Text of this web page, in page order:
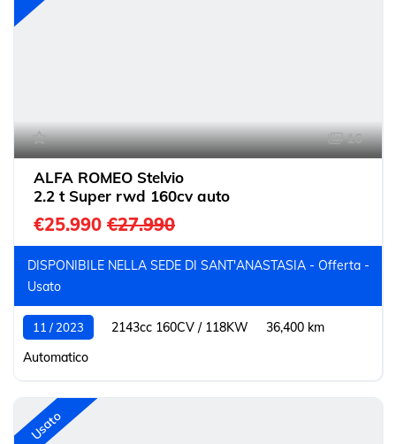
16
ALFA ROMEO Stelvio
2.2 t Super rwd 160cv auto
€25.990 €27.990
DISPONIBILE NELLA SEDE DI SANT'ANASTASIA - Offerta -
Usato
11 / 2023 2143cc 160CV / 118KW
36,400 km
Automatico
Usato